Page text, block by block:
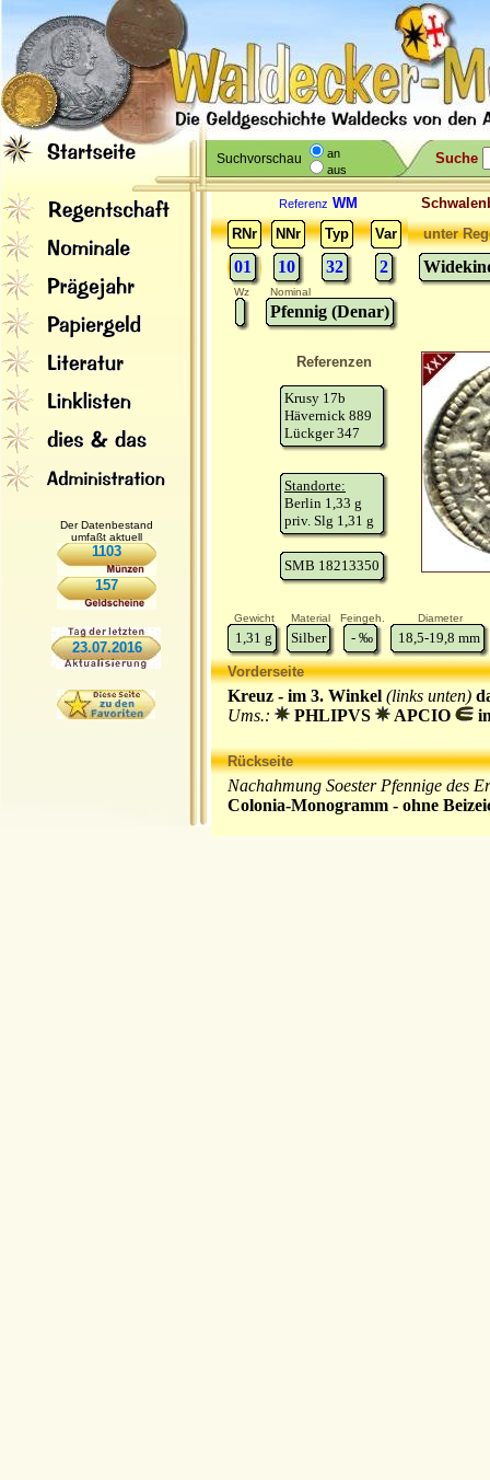
Suchvorschau
an
aus
Suche
Der Datenbestand
umfaßt aktuell
1103
157
23.07.2016
Referenz WM
RNr
NNr Typ Var
01 10 32 2
unter
Wz Nominal
Pfennig (Denar)
Referenzen
Krusy 17b
Hävernick 889
Lückger 347
Standorte:
Berlin 1,33 g
priv. Slg 1,31 g
SMB 18213350
Gewicht Material Feingeh. Diameter
1,31 g Silber - ‰ 18,5-19,8 mm
Vorderseite
Kreuz - im 3. Winkel (links unten)
Ums.:
PHLIPVS APCIO
Rückseite
Nachahmung Soester Pfennige des
Colonia-Monogramm - ohne